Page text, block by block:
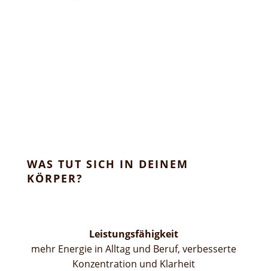
WAS TUT SICH IN DEINEM
KÖRPER?
Leistungsfähigkeit
mehr Energie in Alltag und Beruf, verbesserte
Konzentration und Klarheit